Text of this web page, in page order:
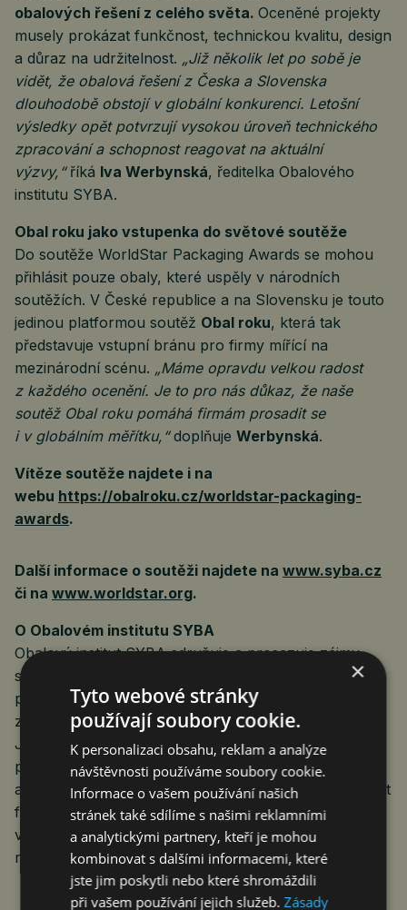
obalových řešení z celého světa. Oceněné projekty
musely prokázat funkčnost, technickou kvalitu, design
a důraz na udržitelnost. „Již několik let po sobě je
vidět, že obalová řešení z Česka a Slovenska
dlouhodobě obstojí v globální konkurenci. Letošní
výsledky opět potvrzují vysokou úroveň technického
zpracování a schopnost reagovat na aktuální
výzvy,“ říká Iva Werbynská, ředitelka Obalového
institutu SYBA.
Obal roku jako vstupenka do světové soutěže
Do soutěže WorldStar Packaging Awards se mohou
přihlásit pouze obaly, které uspěly v národních
soutěžích. V České republice a na Slovensku je touto
jedinou platformou soutěž Obal roku, která tak
představuje vstupní bránu pro firmy mířící na
mezinárodní scénu. „Máme opravdu velkou radost
z každého ocenění. Je to pro nás důkaz, že naše
soutěž Obal roku pomáhá firmám prosadit se
i v globálním měřítku,“doplňuje Werbynská.
Vítěze soutěže najdete i na
webu https://obalroku.cz/worldstar-packaging-
awards.
Další informace o soutěži najdete na www.syba.cz
či na www.worldstar.org.
O Obalovém institutu SYBA
Obalový institut SYBA sdružuje a prosazuje zájmy
subjektů činných v sektoru balení, obalů, obalových
prostředků, balicích materiálů, balicích strojů a také
zájmy výrobců baleného zboží týkající se balení.
Jedná se o sdružení firem a odborníků, kteří se
podílejí na vývoji, výrobě
a využívání obalů a obalových materiálů. Tento institut
funguje jako platforma pro sdílení informací,
vzdělávání, podporu inovací a spolupráce mezi
různými aktéry v obalovém průmyslu.
×
Tyto webové stránky
používají soubory cookie.
K personalizaci obsahu, reklam a analýze
návštěvnosti používáme soubory cookie.
Informace o vašem používání našich
stránek také sdílíme s našimi reklamními
a analytickými partnery, kteří je mohou
kombinovat s dalšími informacemi, které
jste jim poskytli nebo které shromáždili
při vašem používání jejich služeb.Zásady